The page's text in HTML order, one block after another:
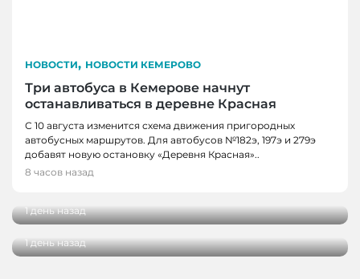
НОВОСТИ, НОВОСТИ КЕМЕРОВО
Три автобуса в Кемерове начнут
останавливаться в деревне Красная
С 10 августа изменится схема движения пригородных
автобусных маршрутов. Для автобусов №182э, 197э и 279э
добавят новую остановку «Деревня Красная»..
8 часов назад
НОВОСТИ
В Кузбассе наградили лучших тренеров,
1 день назад
НОВОСТИ, НОВОСТИ КЕМЕРОВО
годом
1 день назад